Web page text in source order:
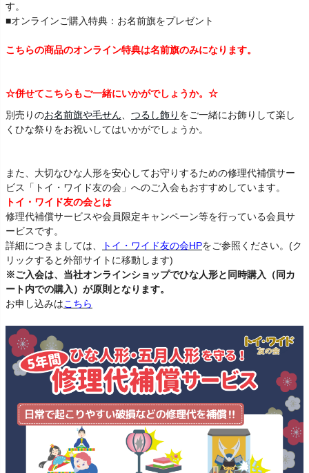
す。
■オンラインご購入特典：お名前旗をプレゼント
こちらの商品のオンライン特典は名前旗のみになります。
☆併せてこちらもご一緒にいかがでしょうか。☆
別売りのお名前旗や毛せん つるし飾り をご一緒にお飾りして楽し
くひな祭りをお祝いしてはいかがでしょうか。
また、大切なひな人形を安心してお守りするための修理代補償サー
ビス「トイ・ワイド友の会」へのご入会もおすすめしています。
トイ・ワイド友の会とは
修理代補償サービスや会員限定キャンペーン等を行っている会員サ
ービスです。
詳細につきましては、
トイ・ワイド友の会HPをご参照ください。(ク
リックすると外部サイトに移動します)
※ご入会は、当社オンラインショップでひな人形と同時購入（同カ
ート内での購入）が原則となります。
お申し込みはこちら